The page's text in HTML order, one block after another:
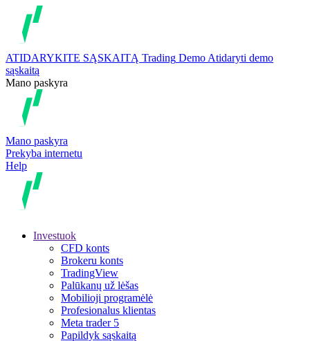
ATIDARYKITE SĄSKAITĄ Trading Demo Atidaryti demo
sąskaitą
Mano paskyra
Mano paskyra
Prekyba internetu
Help
Investuok
CFD konts
Brokeru konts
TradingView
Palūkanų už lėšas
Mobilioji programėlė
Profesionalus klientas
Meta trader 5
Papildyk sąskaitą